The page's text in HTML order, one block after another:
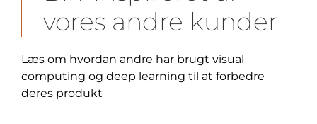
vores andre kunder
Læs om hvordan andre har brugt visual
computing og deep learning til at forbedre
deres produkt